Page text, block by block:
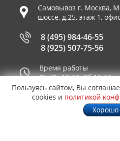
Самовывоз г. Москва,
шоссе, д.25, этаж 1,
8 (495) 984-46-55
8 (925) 507-75-56
Время работы
Пн-Пт 10-19, Сб 11-16
Принимаем к оплате
Пользуясь сайтом, Вы
cookies и политикой
Хорошо